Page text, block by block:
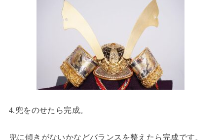
4.兜をのせたら完成。
兜に傾きがないかなどバランスを整えたら完成です。